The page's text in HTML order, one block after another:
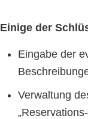
Einige der
Eingabe der
Verwaltung